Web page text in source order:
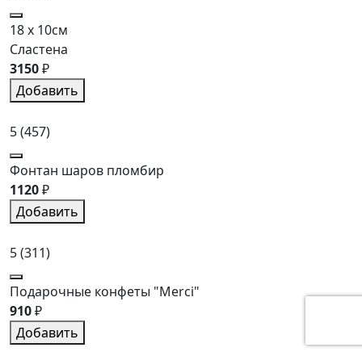
18 x 10см
Сластена
3150₽
Добавить
5(457)
Фонтан шаров пломбир
1120₽
Добавить
5(311)
Подарочные конфеты "Merci"
910₽
Добавить